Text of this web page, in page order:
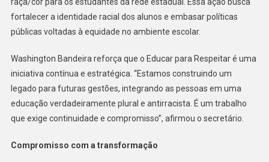
fortalecer a identidade racial dos alunos e embasar políticas
públicas voltadas à equidade no ambiente escolar.
Washington Bandeira reforça que o Educar para Respeitar é uma
iniciativa contínua e estratégica. “Estamos construindo um
legado para futuras gestões, integrando as pessoas em uma
educação verdadeiramente plural e antirracista. É um trabalho
que exige continuidade e compromisso”, afirmou o secretário.
Compromisso com a transformação